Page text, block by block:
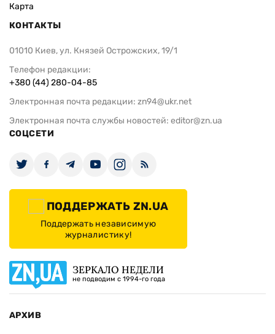
Карта
КОНТАКТЫ
01010 Киев, ул. Князей Острожских, 19/1
Телефон редакции:
+380 (44) 280-04-85
Электронная почта редакции: zn94@ukr.net
Электронная почта службы новостей: editor@zn.ua
СОЦСЕТИ
ПОДДЕРЖАТЬ ZN.UA
Поддержать независимую
журналистику!
ЗЕРКАЛО НЕДЕЛИ
не подводим с 1994-го года
АРХИВ